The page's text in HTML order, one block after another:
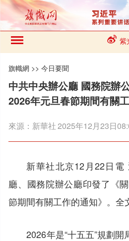
紫
旗幟網 >>今日要聞
中共中央辦公廳 國務院辦
2026年元旦春節期間有關
來源： 新華社2025年12月23日
新華社北京12月22日電
廳、國務院辦公廳印發了《
節期間有關工作的通知》。全
2026年是“十五五”規劃